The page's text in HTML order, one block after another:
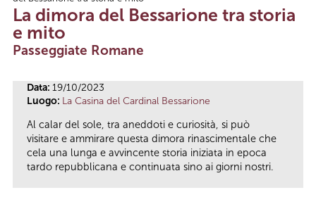
Tu sei qui
La dimora del Bessarione tra storia
e mito
Passeggiate Romane
Data: 19/10/2023
Luogo: La Casina del Cardinal Bessarione
Al calar del sole, tra aneddoti e curiosità, si può
visitare e ammirare questa dimora rinascimentale che
cela una lunga e avvincente storia iniziata in epoca
tardo repubblicana e continuata sino ai giorni nostri.